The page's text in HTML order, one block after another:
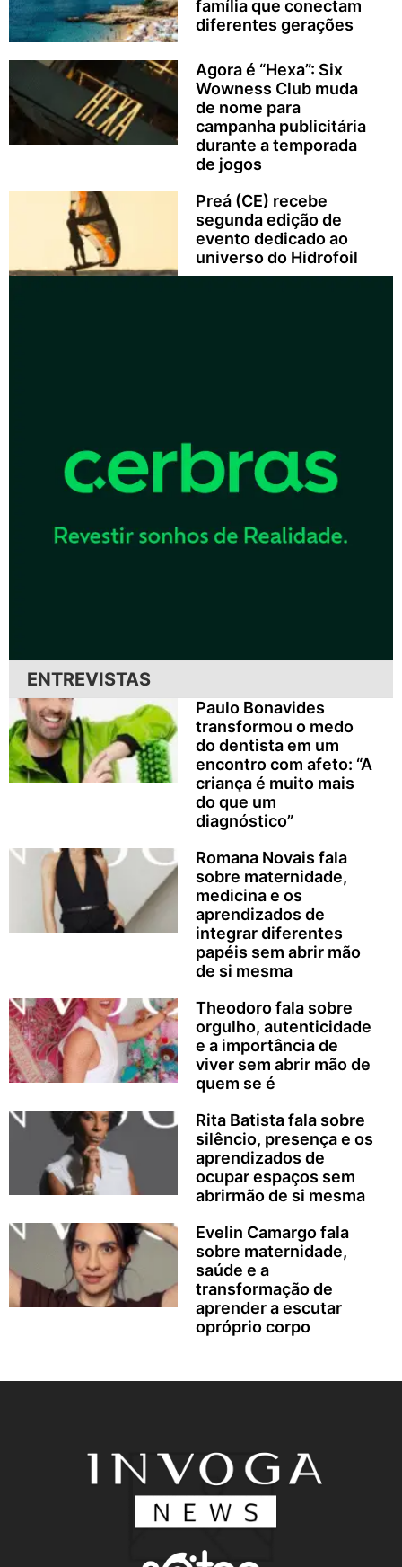
família que conectam
diferentes gerações
Agora é “Hexa”: Six
Wowness Club muda
de nome para
campanha publicitária
durante a temporada
de jogos
Preá (CE) recebe
segunda edição de
evento dedicado ao
universo do Hidrofoil
ENTREVISTAS
Paulo Bonavides
transformou o medo
do dentista em um
encontro com afeto: “A
criança é muito mais
do que um
diagnóstico”
Romana Novais fala
sobre maternidade,
medicina e os
aprendizados de
integrar diferentes
papéis sem abrir mão
de si mesma
Theodoro fala sobre
orgulho, autenticidade
e a importância de
viver sem abrir mão de
quem se é
Rita Batista fala sobre
silêncio, presença e os
aprendizados de
ocupar espaços sem
abrirmão de si mesma
Evelin Camargo fala
sobre maternidade,
saúde e a
transformação de
aprender a escutar
opróprio corpo